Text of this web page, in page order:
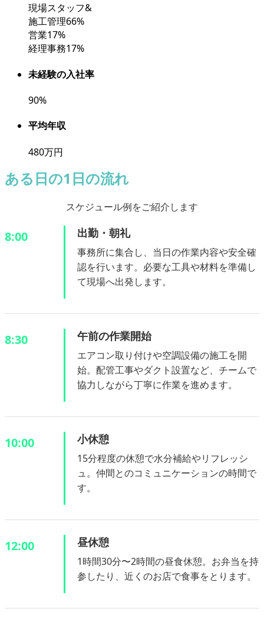
現場スタッフ&
施工管理66%
営業17%
経理事務17%
未経験の入社率
90%
平均年収
480万円
ある日の1日の流れ
スケジュール例をご紹介します
8:00 出勤・朝礼
事務所に集合し、当日の作業内容や安全確
認を行います。必要な工具や材料を準備し
て現場へ出発します。
8:30 午前の作業開始
エアコン取り付けや空調設備の施工を開
始。配管工事やダクト設置など、チームで
協力しながら丁寧に作業を進めます。
10:00 小休憩
15分程度の休憩で水分補給やリフレッシ
ュ。仲間とのコミュニケーションの時間で
す。
12:00 昼休憩
1時間30分〜2時間の昼食休憩。お弁当を持
参したり、近くのお店で食事をとります。